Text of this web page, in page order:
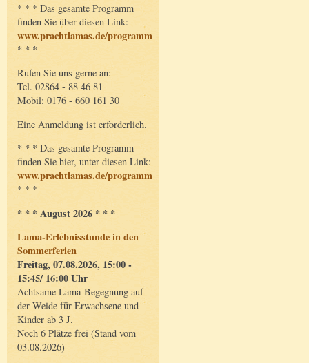
* * * Das gesamte Programm
finden Sie über diesen Link:
www.prachtlamas.de/programm
* * *
Rufen Sie uns gerne an:
Tel. 02864 - 88 46 81
Mobil: 0176 - 660 161 30
Eine Anmeldung ist erforderlich.
* * * Das gesamte Programm
finden Sie hier, unter diesen Link:
www.prachtlamas.de/programm
* * *
* * * August 2026 * * *
Lama-Erlebnisstunde in den
Sommerferien
Freitag, 07.08.2026, 15:00 -
15:45/ 16:00 Uhr
Achtsame Lama-Begegnung auf
der Weide für Erwachsene und
Kinder ab 3 J.
Noch 6 Plätze frei (Stand vom
03.08.2026)